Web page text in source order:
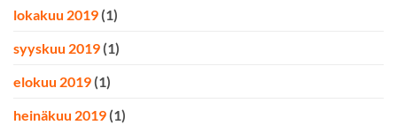
lokakuu 2019 (1)
syyskuu 2019 (1)
elokuu 2019 (1)
heinäkuu 2019 (1)